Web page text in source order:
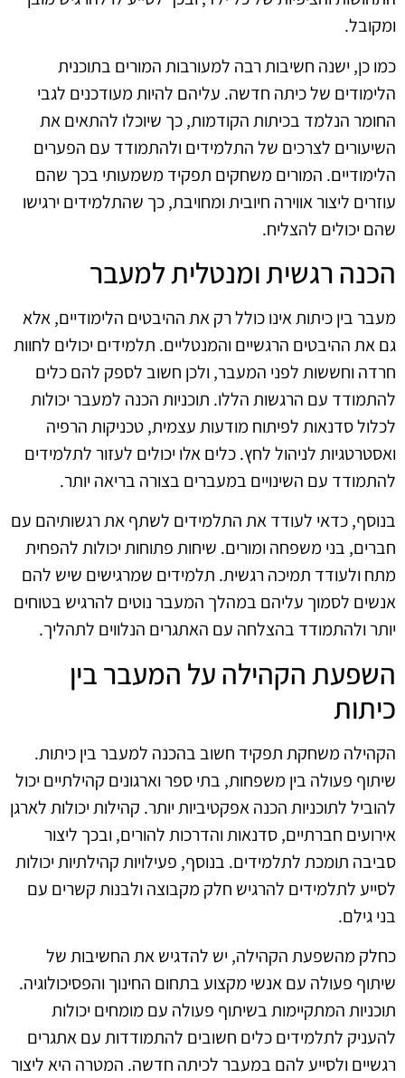
ומקובל.
כמו כן, ישנה חשיבות רבה למעורבות המורים בתוכנית
הלימודים של כיתה חדשה. עליהם להיות מעודכנים לגבי
החומר הנלמד בכיתות הקודמות, כך שיוכלו להתאים את
השיעורים לצרכים של התלמידים ולהתמודד עם הפערים
הלימודיים. המורים משחקים תפקיד משמעותי בכך שהם
עוזרים ליצור אווירה חיובית ומחויבת, כך שהתלמידים ירגישו
שהם יכולים להצליח.
הכנה רגשית ומנטלית למעבר
מעבר בין כיתות אינו כולל רק את ההיבטים הלימודיים, אלא
גם את ההיבטים הרגשיים והמנטליים. תלמידים יכולים לחוות
חרדה וחששות לפני המעבר, ולכן חשוב לספק להם כלים
להתמודד עם הרגשות הללו. תוכניות הכנה למעבר יכולות
לכלול סדנאות לפיתוח מודעות עצמית, טכניקות הרפיה
ואסטרטגיות לניהול לחץ. כלים אלו יכולים לעזור לתלמידים
להתמודד עם השינויים במעברים בצורה בריאה יותר.
בנוסף, כדאי לעודד את התלמידים לשתף את רגשותיהם עם
חברים, בני משפחה ומורים. שיחות פתוחות יכולות להפחית
מתח ולעודד תמיכה רגשית. תלמידים שמרגישים שיש להם
אנשים לסמוך עליהם במהלך המעבר נוטים להרגיש בטוחים
יותר ולהתמודד בהצלחה עם האתגרים הנלווים לתהליך.
השפעת הקהילה על המעבר בין
כיתות
הקהילה משחקת תפקיד חשוב בהכנה למעבר בין כיתות.
שיתוף פעולה בין משפחות, בתי ספר וארגונים קהילתיים יכול
להוביל לתוכניות הכנה אפקטיביות יותר. קהילות יכולות לארגן
אירועים חברתיים, סדנאות והדרכות להורים, ובכך ליצור
סביבה תומכת לתלמידים. בנוסף, פעילויות קהילתיות יכולות
לסייע לתלמידים להרגיש חלק מקבוצה ולבנות קשרים עם
בני גילם.
כחלק מהשפעת הקהילה, יש להדגיש את החשיבות של
שיתוף פעולה עם אנשי מקצוע בתחום החינוך והפסיכולוגיה.
תוכניות המתקיימות בשיתוף פעולה עם מומחים יכולות
להעניק לתלמידים כלים חשובים להתמודדות עם אתגרים
רגשיים ולסייע להם במעבר לכיתה חדשה. המטרה היא ליצור